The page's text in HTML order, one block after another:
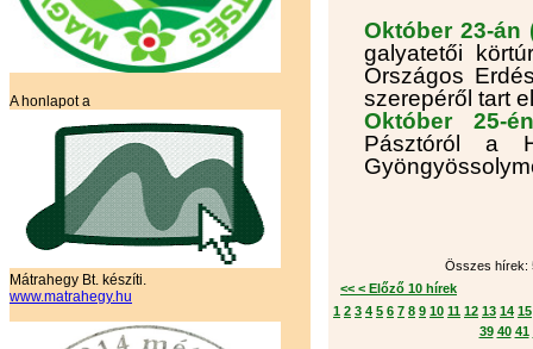
A honlapot a
Mátrahegy Bt. készíti.
www.matrahegy.hu
Október 23-án
galyatetői
Országos
szerepéről tart
Október 25-
Pásztóról a
Összes hírek:
<< < Előző 10 hírek
1 2 3 4 5 6 7 8 9 10 11 12 13 14 15
39 40 41